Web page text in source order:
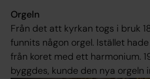
Orgeln
Från det att kyrkan togs i bruk
funnits någon orgel. Istället
från koret med ett harmonium.
byggdes, kunde den nya orgeln